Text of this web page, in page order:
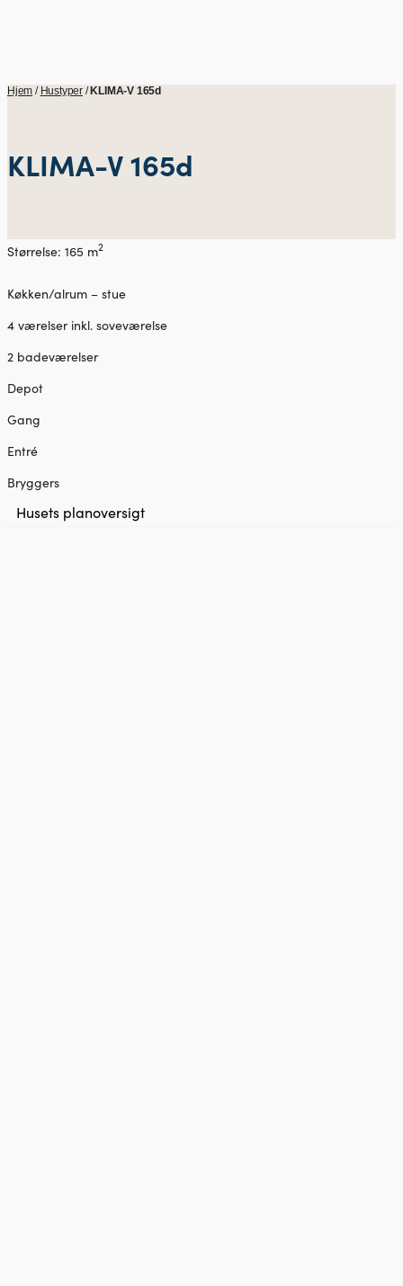
Hjem / Hustyper / KLIMA-V 165d
KLIMA-V 165d
Størrelse: 165 m2
Køkken/alrum – stue
4 værelser inkl. soveværelse
2 badeværelser
Depot
Gang
Entré
Bryggers